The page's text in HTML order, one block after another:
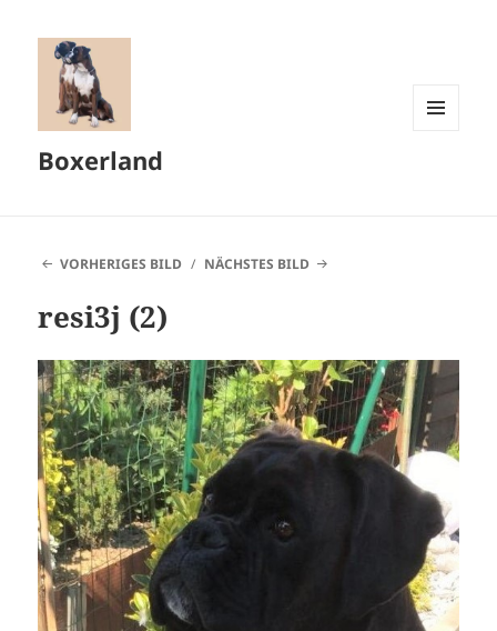
Boxerland
VORHERIGES BILD NÄCHSTES BILD
resi3j (2)